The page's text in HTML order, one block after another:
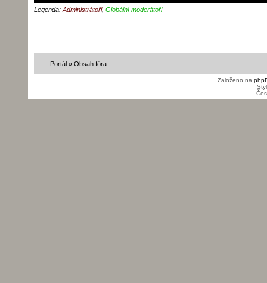
Legenda: Administrátoři, Globální moderátoři
Portál» Obsah fóra
Založeno na